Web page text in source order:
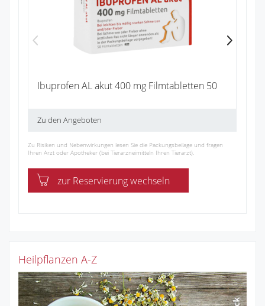
Ibuprofen AL akut 400 mg Filmtabletten 50
Zu den Angeboten
Zu Risiken und Nebenwirkungen lesen Sie die Packungsbeilage und fragen
Ihren Arzt oder Apotheker (bei Tierarzneimitteln Ihren Tierarzt).
zur Reservierung wechseln
Heilpflanzen A-Z